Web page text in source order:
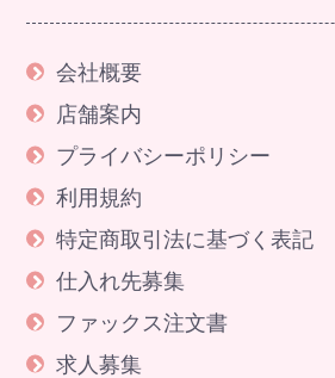
会社概要
店舗案内
プライバシーポリシー
利用規約
特定商取引法に基づく表記
仕入れ先募集
ファックス注文書
求人募集